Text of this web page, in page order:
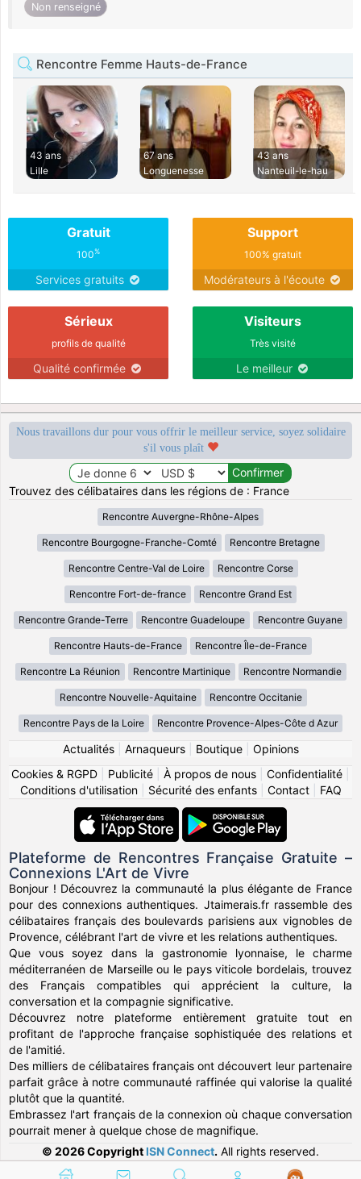
Non renseigné
Rencontre Femme Hauts-de-France
43 ans
Lille
67 ans
Longuenesse
43 ans
Nanteuil-le-hau
Gratuit
100%
Services gratuits
Support
100% gratuit
Modérateurs à l'écoute
Sérieux
profils de qualité
Qualité confirmée
Visiteurs
Très visité
Le meilleur
Nous travaillons dur pour vous offrir le meilleur service, soyez solidaire
s'il vous plaît
Trouvez des célibataires dans les régions de : France
Rencontre Auvergne-Rhône-Alpes
Rencontre Bourgogne-Franche-Comté Rencontre Bretagne
Rencontre Centre-Val de Loire Rencontre Corse
Rencontre Fort-de-france Rencontre Grand Est
Rencontre Grande-Terre Rencontre Guadeloupe Rencontre Guyane
Rencontre Hauts-de-France Rencontre Île-de-France
Rencontre La Réunion Rencontre Martinique Rencontre Normandie
Rencontre Nouvelle-Aquitaine Rencontre Occitanie
Rencontre Pays de la Loire Rencontre Provence-Alpes-Côte d Azur
Actualités| Arnaqueurs| Boutique| Opinions
Cookies & RGPD
Publicité À propos de nous Confidentialité
Conditions d'utilisation| Sécurité des enfants| Contact| FAQ
Plateforme de Rencontres Française Gratuite –
Connexions L'Art de Vivre
Bonjour ! Découvrez la communauté la plus élégante de France
pour des connexions authentiques. Jtaimerais.fr rassemble des
célibataires français des boulevards parisiens aux vignobles de
Provence, célébrant l'art de vivre et les relations authentiques.
Que vous soyez dans la gastronomie lyonnaise, le charme
méditerranéen de Marseille ou le pays viticole bordelais, trouvez
des Français compatibles qui apprécient la culture, la
conversation et la compagnie significative.
Découvrez notre plateforme entièrement gratuite tout en
profitant de l'approche française sophistiquée des relations et
de l'amitié.
Des milliers de célibataires français ont découvert leur partenaire
parfait grâce à notre communauté raffinée qui valorise la qualité
plutôt que la quantité.
Embrassez l'art français de la connexion où chaque conversation
pourrait mener à quelque chose de magnifique.
© 2026 Copyright ISN Connect. All rights reserved.